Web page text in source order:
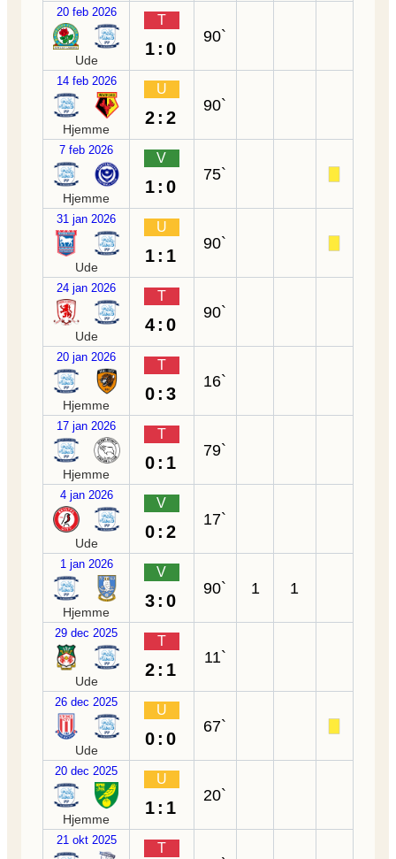
20 feb 2026
Ude
T
1:0
90`
14 feb 2026
Hjemme
U
2:2
90`
7 feb 2026
Hjemme
V
1:0
75`
31 jan 2026
Ude
U
1:1
90`
24 jan 2026
Ude
T
4:0
90`
20 jan 2026
Hjemme
T
0:3
16`
17 jan 2026
Hjemme
T
0:1
79`
4 jan 2026
Ude
V
0:2
17`
1 jan 2026
Hjemme
V
3:0
90` 1 1
29 dec 2025
Ude
T
2:1
11`
26 dec 2025
Ude
U
0:0
67`
20 dec 2025
Hjemme
U
1:1
20`
21 okt 2025
T